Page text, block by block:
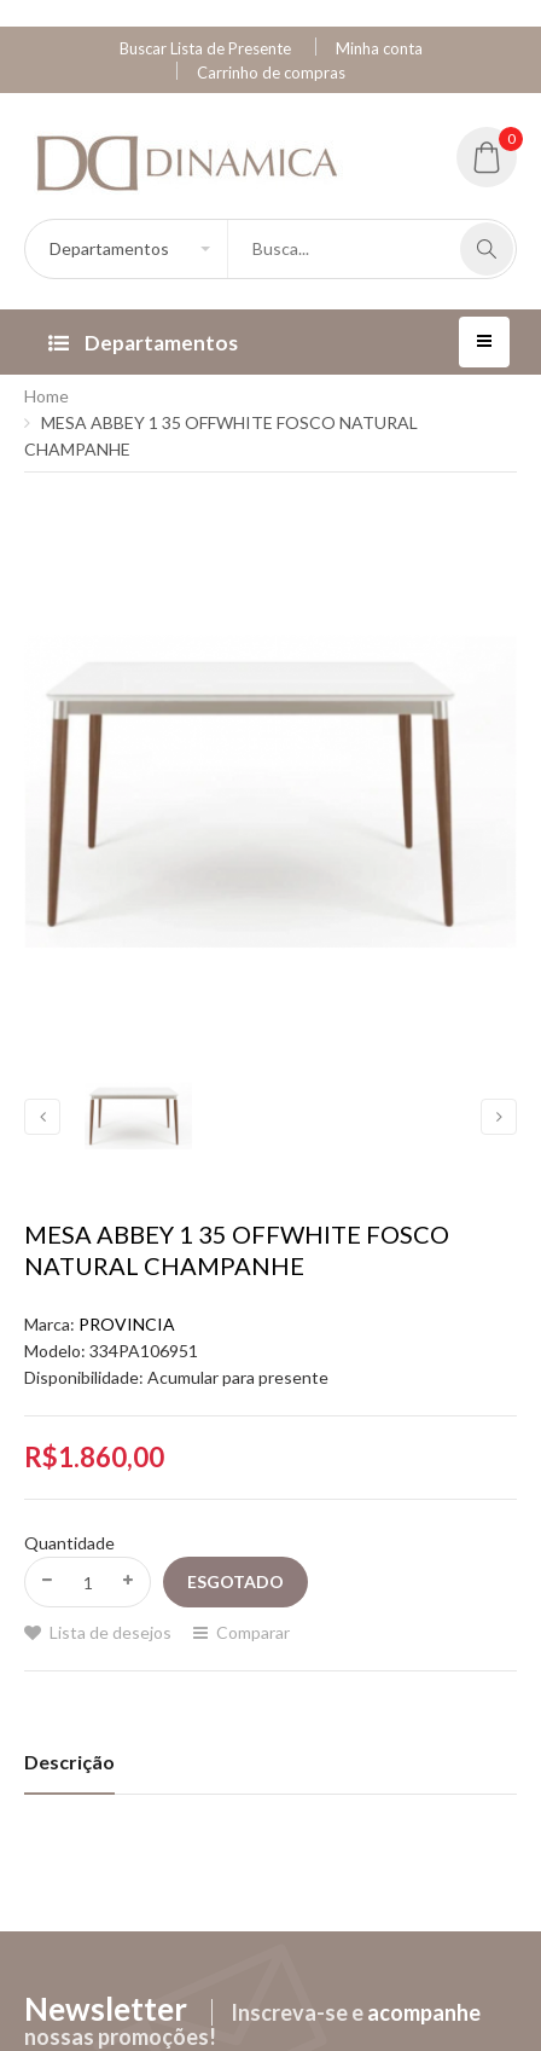
Buscar Lista de Presente
Minha conta
Carrinho de compras
0
Departamentos
Home
MESA ABBEY 1 35 OFFWHITE FOSCO NATURAL
CHAMPANHE
MESA ABBEY 1 35 OFFWHITE FOSCO
NATURAL CHAMPANHE
Marca: PROVINCIA
Modelo: 334PA106951
Disponibilidade: Acumular para presente
R$1.860,00
Quantidade
Lista de desejos Comparar
Descrição
Newsletter Inscreva-se eacompanhe
nossas promoções!